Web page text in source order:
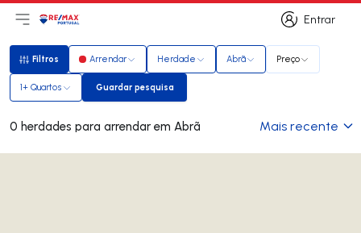
Entrar
Entrar
Abri menu principal
LogoIr para página inicial
Filtros
Filtros Arrendar Herdade Abrã Preço
1+ Quartos Guardar pesquisa
Guardar pesquisa
0 herdades para arrendar em Abrã Mais recente